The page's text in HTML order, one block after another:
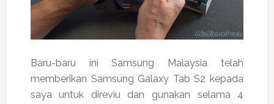
Baru-baru ini Samsung Malaysia telah
memberikan Samsung Galaxy Tab S2 kepada
saya untuk direviu dan gunakan selama 4